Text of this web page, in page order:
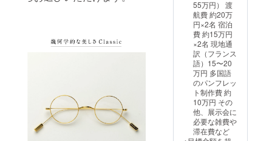
鏡店、
または
BOOKA
RT公式
サイト
をご確
認くだ
さい。
※商品の
発送時
期に
よって
は、掲
載写真
テンプ
ル長
150mm
/ フロン
ト幅
120mm
※度なし
のクリ
アレン
ズが
入った
状態で
のお届
けとな
※予約商
品につ
き掲載
写真と
実物に
若干の
違いが
生じる
場合が
ござい
ます
（ロ
ゴ・認
証マー
55万円） 渡
航費 約20万
円×2名 宿泊
費 約15万円
×2名 現地通
訳（フランス
語）15〜20
万円 多国語
のパンフレッ
ト制作費 約
10万円 その
他、展示会に
必要な雑費や
滞在費など